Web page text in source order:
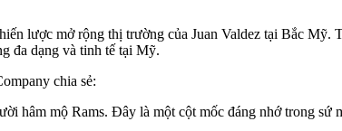
lược mở rộng thị trường của Juan Valdez tại Bắc
đa dạng và tinh tế tại Mỹ.
chia sẻ:
hâm mộ Rams. Đây là một cột mốc đáng nhớ trong